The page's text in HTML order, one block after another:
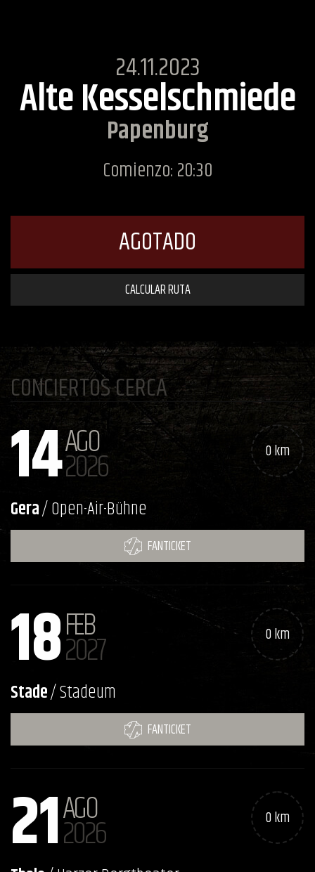
24.11.2023
Alte Kesselschmiede
Papenburg
Comienzo: 20:30
AGOTADO
CALCULAR RUTA
CONCIERTOS CERCA
14AGO
2026 0 km
Gera/ Open-Air-Bühne
FANTICKET
18FEB
2027 0 km
Stade/ Stadeum
FANTICKET
21AGO
2026 0 km